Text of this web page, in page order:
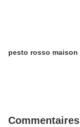
pesto rosso maison
Commentaires